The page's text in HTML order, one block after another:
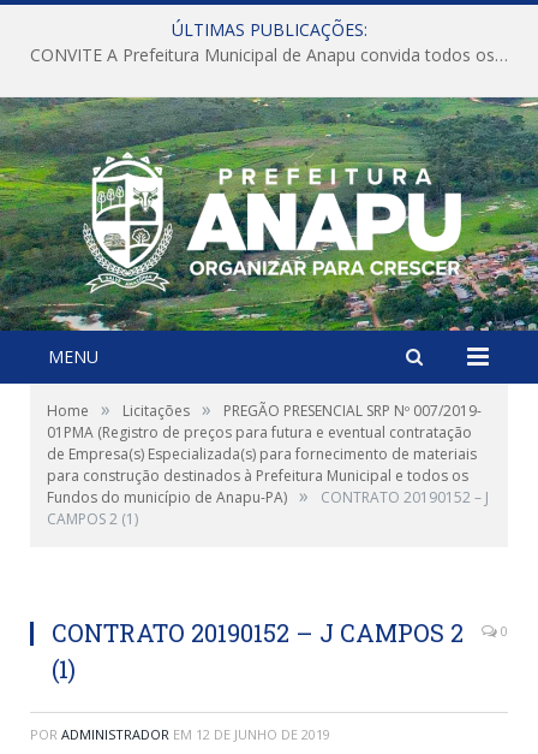
ÚLTIMAS PUBLICAÇÕES:
CONVITE A Prefeitura Municipal de Anapu convida todos os servidores públicos municipais para participarem da Audiência Pública de discussão da Lei de Diretrizes Orçamentárias (LDO), importante instrumento de planejamento das ações e investimentos da Administração Pública para o próximo exercício financeiro.
MENU
Home » Licitações »
PREGÃO PRESENCIAL SRP Nº 007/2019-
01PMA (Registro de preços para futura e eventual contratação
de Empresa(s) Especializada(s) para fornecimento de materiais
para construção destinados à Prefeitura Municipal e todos os
Fundos do município de Anapu-PA) »
CONTRATO 20190152 – J
CAMPOS 2 (1)
CONTRATO 20190152 – J CAMPOS 2
(1)
0
POR ADMINISTRADOR EM 12 DE JUNHO DE 2019